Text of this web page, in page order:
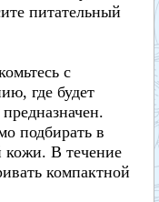
питательный
с
где будет
подбирать в
кожи. В течение
компактной